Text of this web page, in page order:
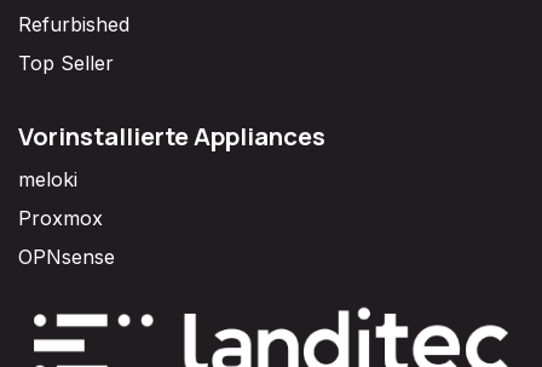
Refurbished
Top Seller
Vorinstallierte Appliances
meloki
Proxmox
OPNsense